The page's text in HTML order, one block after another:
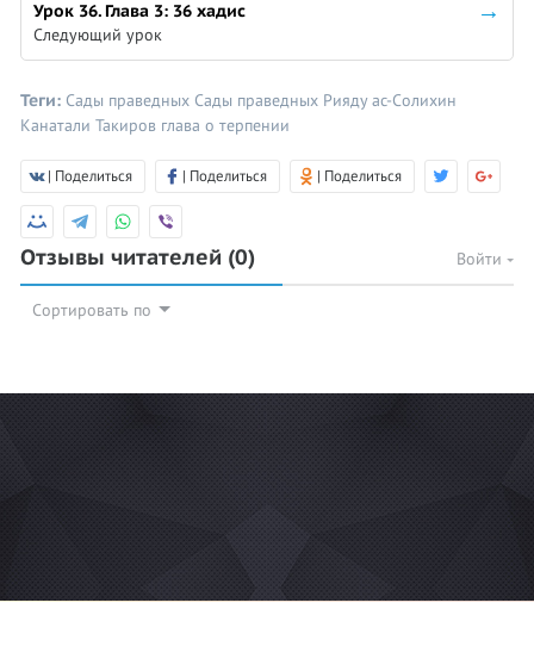
Урок 36. Глава 3: 36 хадис
Следующий урок
Теги: Сады праведных Сады праведных Рияду ас-Солихин
Канатали Такиров глава о терпении
| Поделиться | Поделиться | Поделиться
Отзывы читателей (0) Войти
Сортировать по